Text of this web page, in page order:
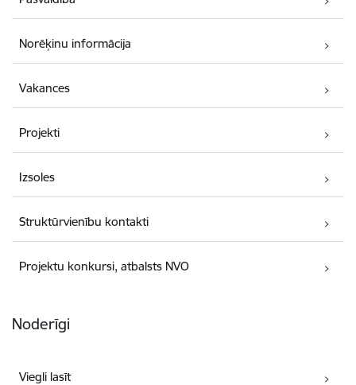
Norēķinu informācija
Vakances
Projekti
Izsoles
Struktūrvienību kontakti
Projektu konkursi, atbalsts NVO
Noderīgi
Viegli lasīt